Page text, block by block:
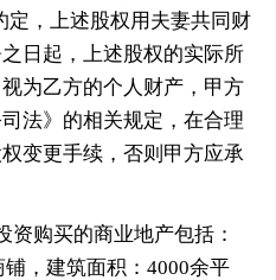
定，上述股权用夫妻共同财
日起，上述股权的实际所
为乙方的个人财产，甲方
法》的相关规定，在合理
变更手续，否则甲方应承
资购买的商业地产包括：
，建筑面积：4000余平